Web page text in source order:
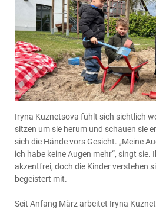
Iryna Kuznetsova fühlt sich sichtlich
sitzen um sie herum und schauen sie
sich die Hände vors Gesicht. „Meine
ich habe keine Augen mehr“, singt
akzentfrei, doch die Kinder verstehen
begeistert mit.
Seit Anfang März arbeitet Iryna